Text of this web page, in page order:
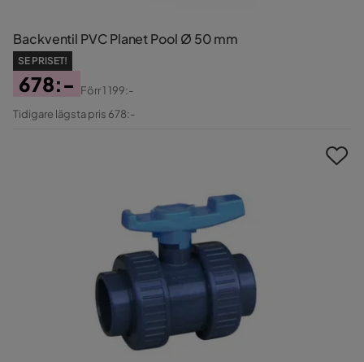
Backventil PVC Planet Pool Ø 50 mm
SE PRISET!
Pris
678:-
Original
Förr1 199:-
Tidigare lägsta pris 678:-